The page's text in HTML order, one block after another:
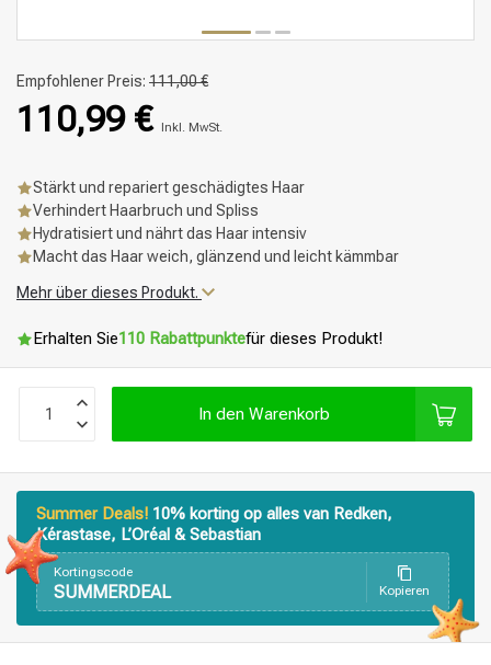
Stylingprodukte Haarfärbung
Empfohlener Preis: 111,00 €
110,99 € Inkl. MwSt.
Stärkt und repariert geschädigtes Haar
Verhindert Haarbruch und Spliss
Hydratisiert und nährt das Haar intensiv
Macht das Haar weich, glänzend und leicht kämmbar
Mehr über dieses Produkt.
Erhalten Sie110 Rabattpunktefür dieses Produkt!
In den Warenkorb
Summer Deals! 10% korting op alles van Redken,
Kérastase, L’Oréal & Sebastian
Kortingscode
SUMMERDEAL Kopieren